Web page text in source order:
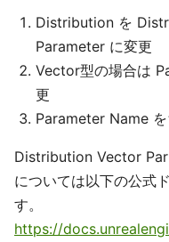
Distribution を
Parameter に変更
Vector型の場合は
更
Parameter Name
Distribution Vector
については以下の公式
す。
https://